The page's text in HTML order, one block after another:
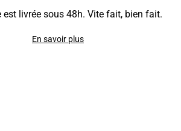
est livrée sous 48h. Vite fait, bien fait.
En savoir plus